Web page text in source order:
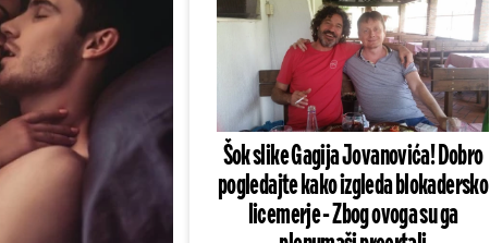
Šok slike Gagija Jovanovića! Dobro
pogledajte kako izgleda blokadersko
licemerje - Zbog ovoga su ga